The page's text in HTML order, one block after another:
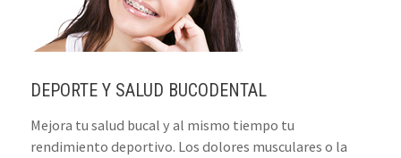
DEPORTE Y SALUD BUCODENTAL
Mejora tu salud bucal y al mismo tiempo tu
rendimiento deportivo. Los dolores musculares o la